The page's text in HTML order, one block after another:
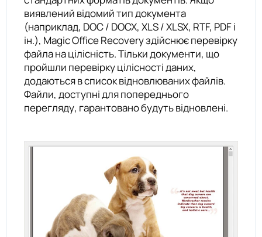
виявлений відомий тип документа
(наприклад, DOC / DOCX, XLS / XLSX, RTF, PDF і
ін.), Magic Office Recovery здійснює перевірку
файла на цілісність. Тільки документи, що
пройшли перевірку цілісності даних,
додаються в список відновлюваних файлів.
Файли, доступні для попереднього
перегляду, гарантовано будуть відновлені.